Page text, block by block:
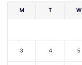
M T W
3 4 5